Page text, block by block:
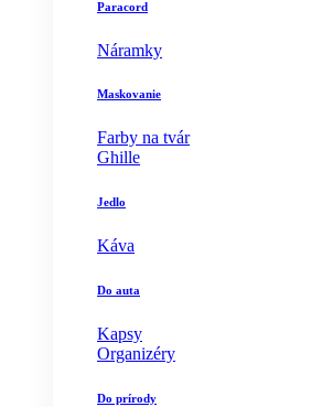
Paracord
Náramky
Maskovanie
Farby na tvár
Ghille
Jedlo
Káva
Do auta
Kapsy
Organizéry
Do prírody